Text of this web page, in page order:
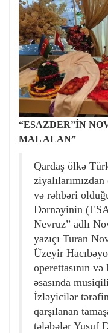
“ESAZDER”İN
MAL ALAN”
Qardaş ölkə
və rəhbəri
Dərnəyinin
Nevruz” adlı
yazıçı Turan
Üzeyir
operettasının
əsasında
İzləyicilər
qarşılanan
tələbələr Yusuf